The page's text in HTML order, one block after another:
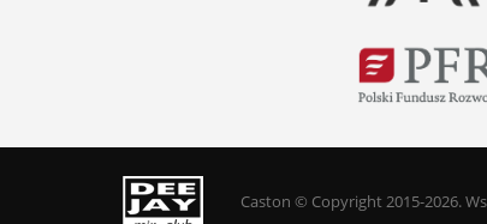
Caston © Copyright 2015-2026.